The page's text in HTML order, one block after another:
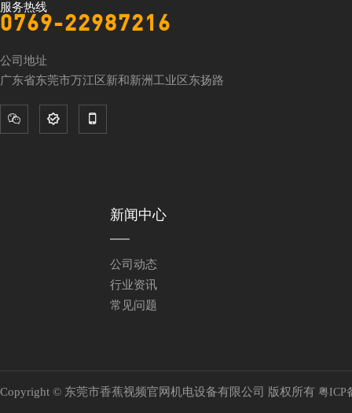
服务热线
0769-22987216
公司地址
广东省东莞市万江区新和新洲工业区东扬路
  
新闻中心
公司动态
行业资讯
常见问题
Copyright © 东莞市香蕉视频官网机电设备有限公司 版权所有 粤ICP